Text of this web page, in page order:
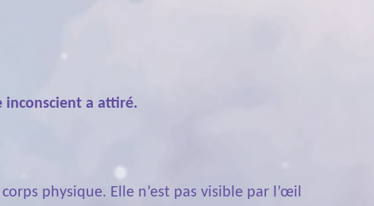
inconscient a attiré.
physique. Elle n’est pas visible par l’œil